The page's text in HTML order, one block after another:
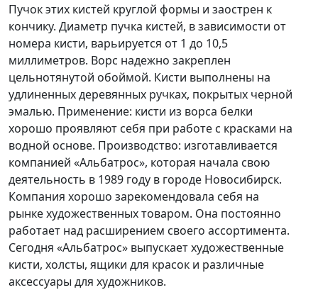
Пучок этих кистей круглой формы и заострен к
кончику. Диаметр пучка кистей, в зависимости от
номера кисти, варьируется от 1 до 10,5
миллиметров. Ворс надежно закреплен
цельнотянутой обоймой. Кисти выполнены на
удлиненных деревянных ручках, покрытых черной
эмалью. Применение: кисти из ворса белки
хорошо проявляют себя при работе с красками на
водной основе. Производство: изготавливается
компанией «Альбатрос», которая начала свою
деятельность в 1989 году в городе Новосибирск.
Компания хорошо зарекомендовала себя на
рынке художественных товаром. Она постоянно
работает над расширением своего ассортимента.
Сегодня «Альбатрос» выпускает художественные
кисти, холсты, ящики для красок и различные
аксессуары для художников.